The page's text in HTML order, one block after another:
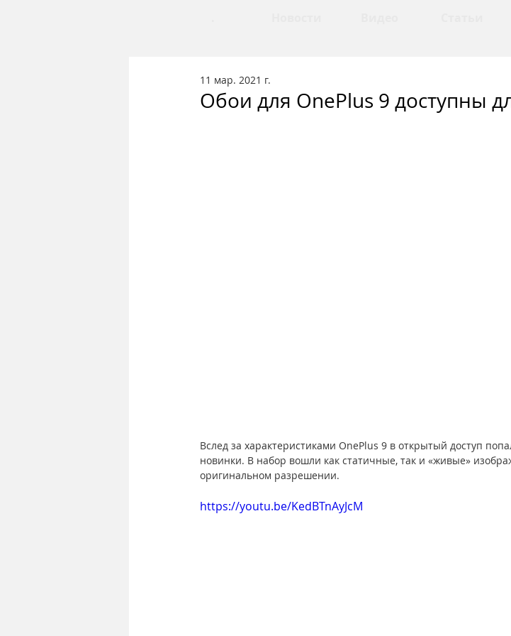
Обои для OnePlus 9 доступны
11 мар. 2021 г.
Вслед за характеристиками OnePlus 9 в открытый доступ
новинки. В набор вошли как статичные, так и «живые»
оригинальном разрешении.
https://youtu.be/KedBTnAyJcM